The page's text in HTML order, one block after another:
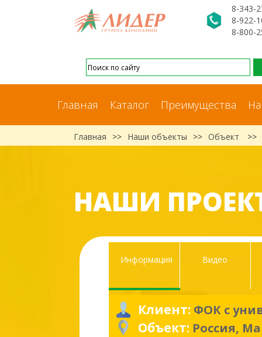
8-343-
8-922-
8-800-
Главная Каталог Преимущества
Главная >> Наши объекты >> Объект >>
НАШИ
Информация Видео
Клиент: ФОК с
Объект: Россия,